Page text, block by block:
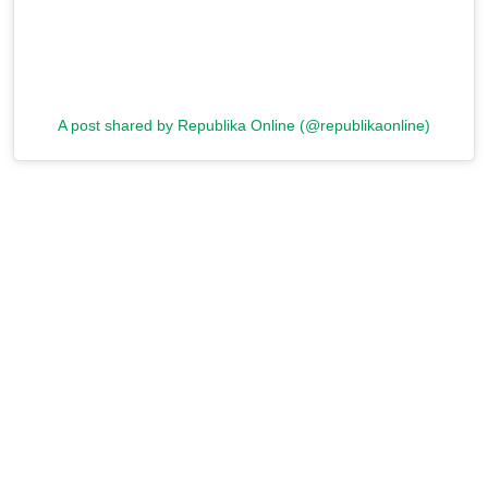
A post shared by Republika Online (@republikaonline)